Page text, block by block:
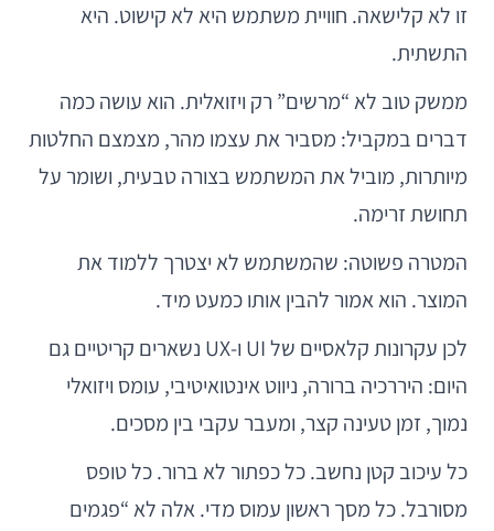
זו לא קלישאה. חוויית משתמש היא לא קישוט. היא
התשתית.
ממשק טוב לא “מרשים” רק ויזואלית. הוא עושה כמה
דברים במקביל: מסביר את עצמו מהר, מצמצם החלטות
מיותרות, מוביל את המשתמש בצורה טבעית, ושומר על
תחושת זרימה.
המטרה פשוטה: שהמשתמש לא יצטרך ללמוד את
המוצר. הוא אמור להבין אותו כמעט מיד.
לכן עקרונות קלאסיים של UI ו-UX נשארים קריטיים גם
היום: היררכיה ברורה, ניווט אינטואיטיבי, עומס ויזואלי
נמוך, זמן טעינה קצר, ומעבר עקבי בין מסכים.
כל עיכוב קטן נחשב. כל כפתור לא ברור. כל טופס
מסורבל. כל מסך ראשון עמוס מדי. אלה לא “פגמים